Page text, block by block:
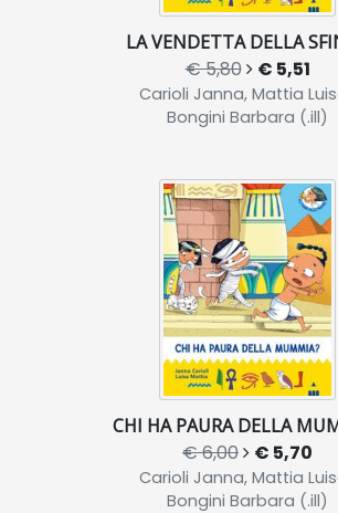
LA VENDETTA DELLA
€ 5,80 € 5,51
Carioli Janna, Mattia
Bongini Barbara (.ill)
CHI HA PAURA DELLA
€ 6,00 € 5,70
Carioli Janna, Mattia
Bongini Barbara (.ill)